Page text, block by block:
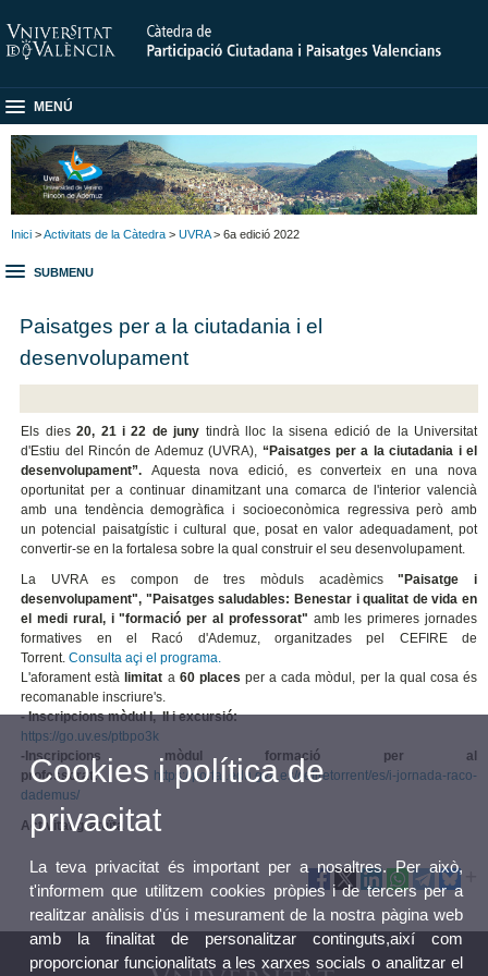
MENÚ
Inici >Activitats de la Càtedra > UVRA> 6a edició 2022
SUBMENU
Paisatges per a la ciutadania i el
desenvolupament
Els dies20, 21 i 22 de juny tindrà lloc la sisena edició de la Universitat
d'Estiu del Rincón de Ademuz (UVRA), “Paisatges per a la ciutadania i el
desenvolupament”. Aquesta nova edició, es converteix en una nova
oportunitat per a continuar dinamitzant una comarca de l'interior valencià
amb una tendència demogràfica i socioeconòmica regressiva però amb
un potencial paisatgístic i cultural que, posat en valor adequadament, pot
convertir-se en la fortalesa sobre la qual construir el seu desenvolupament.
La UVRA es compon de tres mòduls acadèmics"Paisatge i
desenvolupament", "Paisatges saludables: Benestar i qualitat de vida en
el medi rural, i "formació per al professorat" amb les primeres jornades
formatives en el Racó d'Ademuz, organitzades pel CEFIRE de
Torrent.Consulta açi el programa.
L'aforament està limitat a 60 places per a cada mòdul, per la qual cosa és
recomanable inscriure's.
- Inscripcions mòdul I, II i excursió:
https://go.uv.es/ptbpo3k
-Inscripcions mòdul formació per al
professorat: https://portal.edu.gva.es/cefiretorrent/es/i-jornada-raco-
dademus/
Activitat gratuïta
Cookies i política de
privacitat
La teva privacitat és important per a nosaltres. Per això,
t'informem que utilitzem cookies pròpies i de tercers per a
realitzar anàlisis d'ús i mesurament de la nostra pàgina web
amb la finalitat de personalitzar continguts,així com
proporcionar funcionalitats a les xarxes socials o analitzar el